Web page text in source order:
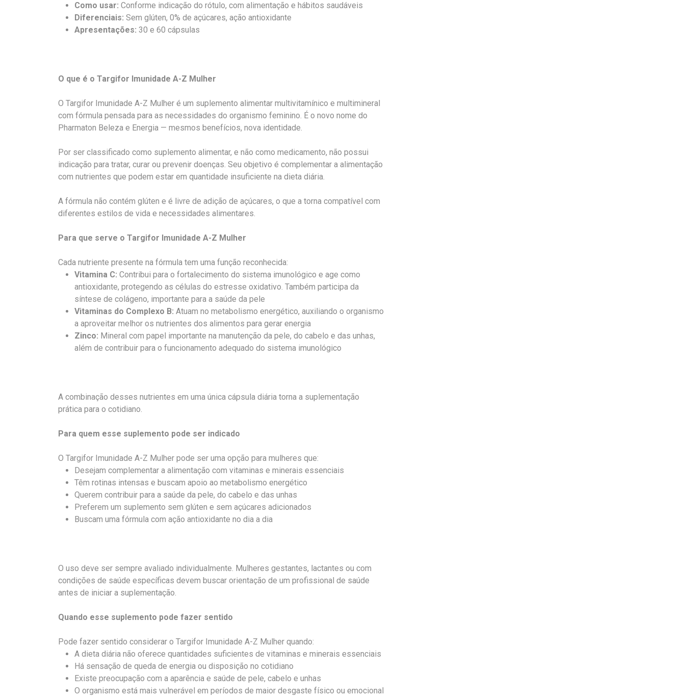
Como usar: Conforme indicação do rótulo, com alimentação e hábitos saudáveis
Diferenciais: Sem glúten, 0% de açúcares, ação antioxidante
Apresentações: 30 e 60 cápsulas
O que é o Targifor Imunidade A-Z Mulher
O Targifor Imunidade A-Z Mulher é um suplemento alimentar multivitamínico e multimineral
com fórmula pensada para as necessidades do organismo feminino. É o novo nome do
Pharmaton Beleza e Energia — mesmos benefícios, nova identidade.
Por ser classificado como suplemento alimentar, e não como medicamento, não possui
indicação para tratar, curar ou prevenir doenças. Seu objetivo é complementar a alimentação
com nutrientes que podem estar em quantidade insuficiente na dieta diária.
A fórmula não contém glúten e é livre de adição de açúcares, o que a torna compatível com
diferentes estilos de vida e necessidades alimentares.
Para que serve o Targifor Imunidade A-Z Mulher
Cada nutriente presente na fórmula tem uma função reconhecida:
Vitamina C: Contribui para o fortalecimento do sistema imunológico e age como
antioxidante, protegendo as células do estresse oxidativo. Também participa da
síntese de colágeno, importante para a saúde da pele
Vitaminas do Complexo B: Atuam no metabolismo energético, auxiliando o organismo
a aproveitar melhor os nutrientes dos alimentos para gerar energia
Zinco: Mineral com papel importante na manutenção da pele, do cabelo e das unhas,
além de contribuir para o funcionamento adequado do sistema imunológico
A combinação desses nutrientes em uma única cápsula diária torna a suplementação
prática para o cotidiano.
Para quem esse suplemento pode ser indicado
O Targifor Imunidade A-Z Mulher pode ser uma opção para mulheres que:
Desejam complementar a alimentação com vitaminas e minerais essenciais
Têm rotinas intensas e buscam apoio ao metabolismo energético
Querem contribuir para a saúde da pele, do cabelo e das unhas
Preferem um suplemento sem glúten e sem açúcares adicionados
Buscam uma fórmula com ação antioxidante no dia a dia
O uso deve ser sempre avaliado individualmente. Mulheres gestantes, lactantes ou com
condições de saúde específicas devem buscar orientação de um profissional de saúde
antes de iniciar a suplementação.
Quando esse suplemento pode fazer sentido
Pode fazer sentido considerar o Targifor Imunidade A-Z Mulher quando:
A dieta diária não oferece quantidades suficientes de vitaminas e minerais essenciais
Há sensação de queda de energia ou disposição no cotidiano
Existe preocupação com a aparência e saúde de pele, cabelo e unhas
O organismo está mais vulnerável em períodos de maior desgaste físico ou emocional